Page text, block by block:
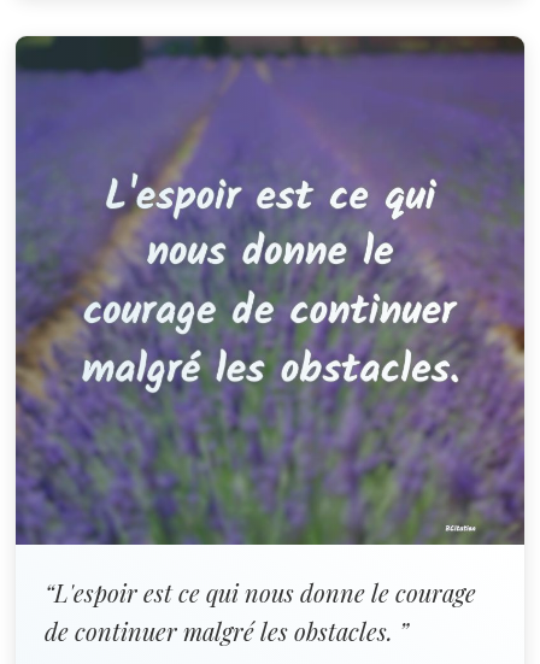
“L'espoir est ce qui nous donne le courage
de continuer malgré les obstacles. ”